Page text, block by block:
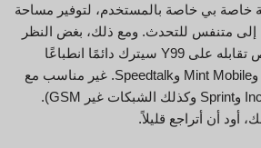
خاصة بي خاصة بالمستخدم، لتوفير مساحة
إلى متنفس للتحدث. ومع ذلك، بغض النظر
عن المدة، فإن كل شخص تقابله على Y99 سيترك دائمًا انطباعًا
دائمًا. (T-mobile وAt & t وMint Mobile وSpeedtalk. غير مناسب مع
Verizon وIncrease Mobile وSprint وكذلك الشبكات غير GSM).
أود أن أتراجع قليلاً.